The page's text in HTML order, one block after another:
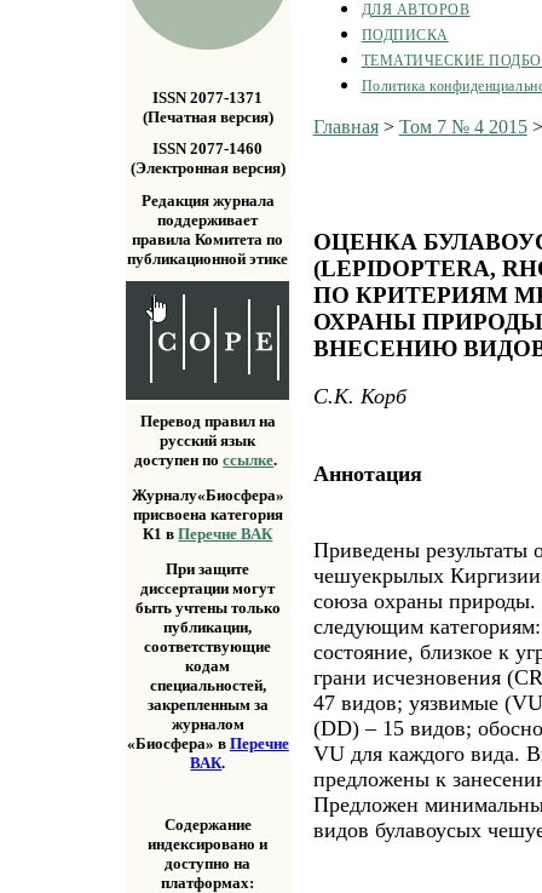
ISSN 2077-1371
(Печатная версия)
ISSN 2077-1460
(Электронная версия)
Редакция журнала
поддерживает
правила Комитета по
публикационной этике
Перевод правил на
русский язык
доступен поссылке.
Журналу«Биосфера»
присвоена категория
К1 вПеречне ВАК
При защите
диссертации могут
быть учтены только
публикации,
соответствующие
кодам
специальностей,
закрепленным за
журналом
«Биосфера» в Перечне
ВАК.
Содержание
индексировано и
доступно на
платформах:
ДЛЯ АВТОРОВ
ПОДПИСКА
ТЕМАТИЧЕСКИЕ
Политика
Главная> Том 7 № 4 2015
ОЦЕНКА
(LEPIDOPTERA,
ПО КРИТЕРИЯМ
ОХРАНЫ
ВНЕСЕНИЮ
С.К. Корб
Аннотация
Приведены результаты
чешуекрылых
союза охраны природы.
следующим
состояние, близкое к
грани исчезновения
47 видов; уязвимые
(DD) – 15 видов;
VU для каждого вида.
предложены к
Предложен
видов булавоусых